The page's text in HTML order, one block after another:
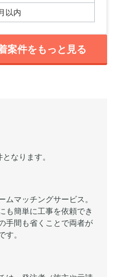
以内
案件をもっと見る
なります。
マッチングサービス。
も簡単に工事を依頼でき
手間も省くことで両者が
。